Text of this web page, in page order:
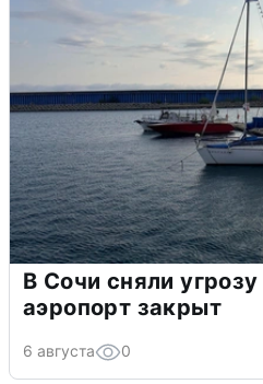
В Сочи сняли
аэропорт закрыт
6 августа 0